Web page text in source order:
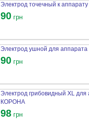
Электрод точечный к
90 грн
Электрод ушной для
90 грн
Электрод грибовидный XL для
КОРОНА
98 грн